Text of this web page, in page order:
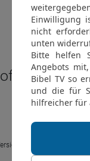
Esra 8
Pahath-
® (Anglicised), NIV